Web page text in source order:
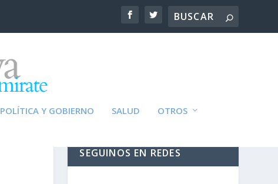
POLÍTICA Y GOBIERNO SALUD OTROS
SEGUINOS EN REDES